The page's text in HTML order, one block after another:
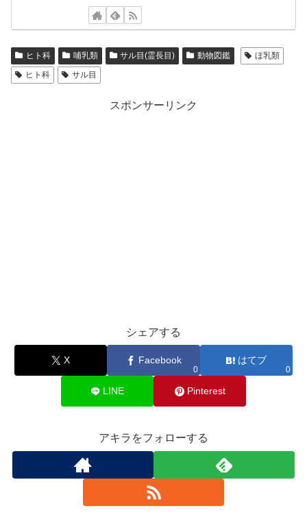
ヒト科 哺乳類 サル目(霊長目) 動物図鑑
ほ乳類
ヒト科
サル目
スポンサーリンク
シェアする
X Facebook
0
はてブ
0
LINE Pinterest
アキラをフォローする